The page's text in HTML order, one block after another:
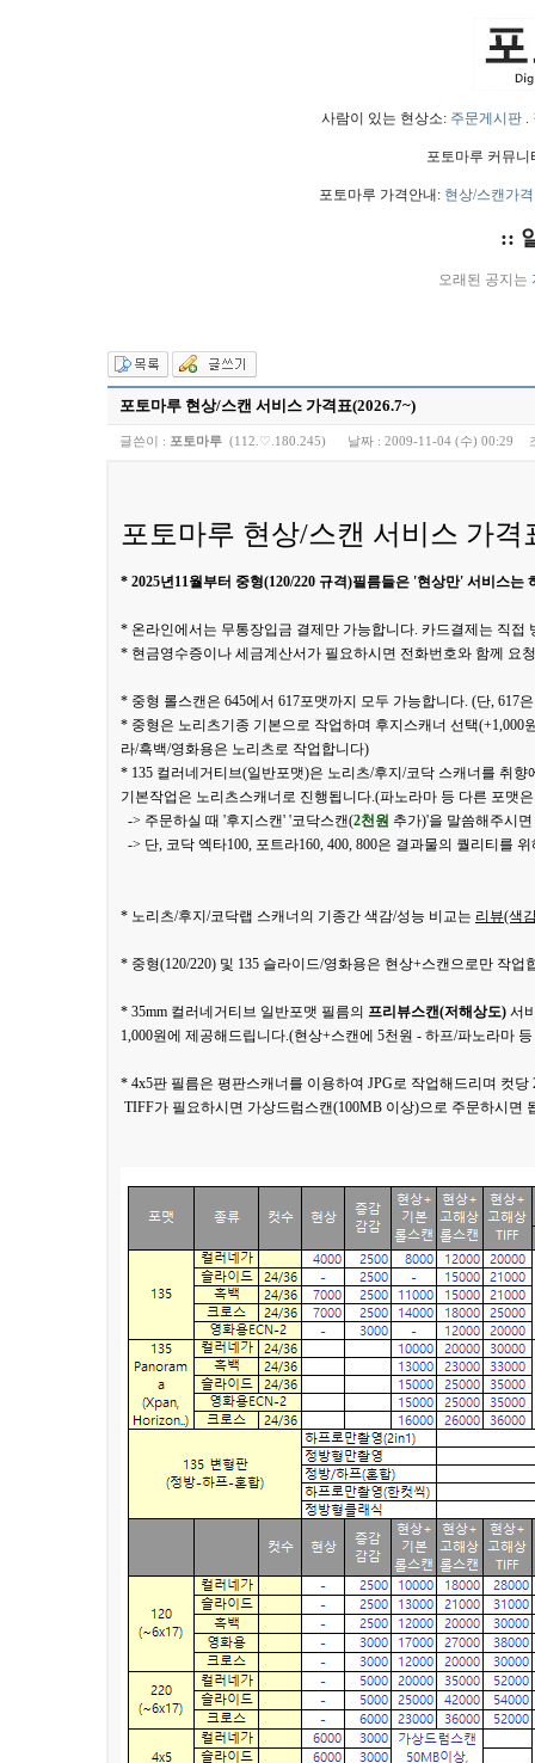
사람이 있는 현상소: 주문게시판.
포토마루 커뮤
포토마루 가격안내: 현상/스캔가격
::
오래된 공지는
포토마루 현상/스캔 서비스 가격표(2026.7~)
글쓴이 : 포토마루 (112.♡.180.245) 날짜 : 2009-11-04 (수) 00:29
포토마루 현상/스캔 서비스 가격
* 2025년11월부터 중형(120/220 규격)필름들은 '현상만' 서비스
* 온라인에서는 무통장입금 결제만 가능합니다. 카드결제는 직접
* 현금영수증이나 세금계산서가 필요하시면 전화번호와 함께 요
* 중형 롤스캔은 645에서 617포맷까지 모두 가능합니다. (단, 617
* 중형은 노리츠기종 기본으로 작업하며 후지스캐너 선택
라/흑백/영화용은 노리츠로 작업합니다)
* 135 컬러네거티브(일반포맷)은 노리츠/후지/코닥 스캐너를 취
기본작업은 노리츠스캐너로 진행됩니다.(파노라마 등 다른 포맷
-> 주문하실 때 '후지스캔' '코닥스캔(2천원 추가)'을 말씀해주시
-> 단, 코닥 엑타100, 포트라160, 400, 800은 결과물의 퀄리티를
* 노리츠/후지/코닥랩 스캐너의 기종간 색감/성능 비교는 리뷰(색
* 중형(120/220) 및 135 슬라이드/영화용은 현상+스캔으로만 작업
* 35mm 컬러네거티브 일반포맷 필름의 프리뷰스캔(저해상도) 서
1,000원에 제공해드립니다.(현상+스캔에 5천원 - 하프/파노라마
* 4x5판 필름은 평판스캐너를 이용하여 JPG로 작업해드리며 컷
TIFF가 필요하시면 가상드럼스캔(100MB 이상)으로 주문하시면